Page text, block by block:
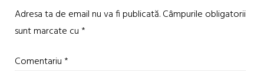
Adresa ta de email nu va fi publicată.Câmpurile obligatorii
sunt marcate cu*
Comentariu*